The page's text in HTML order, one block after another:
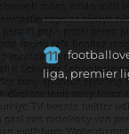
Yazar
liga, premier